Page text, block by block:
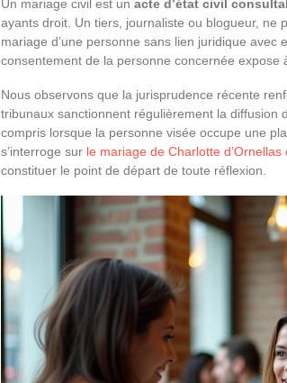
Un mariage civil est un acte d’état civil
ayants droit. Un tiers, journaliste ou blogueur, ne
mariage d’une personne sans lien juridique avec
consentement de la personne concernée expose
Nous observons que la jurisprudence récente
tribunaux sanctionnent régulièrement la diffusion
compris lorsque la personne visée occupe une
s’interroge sur le mariage de Charlotte d’Ornellas
constituer le point de départ de toute réflexion.